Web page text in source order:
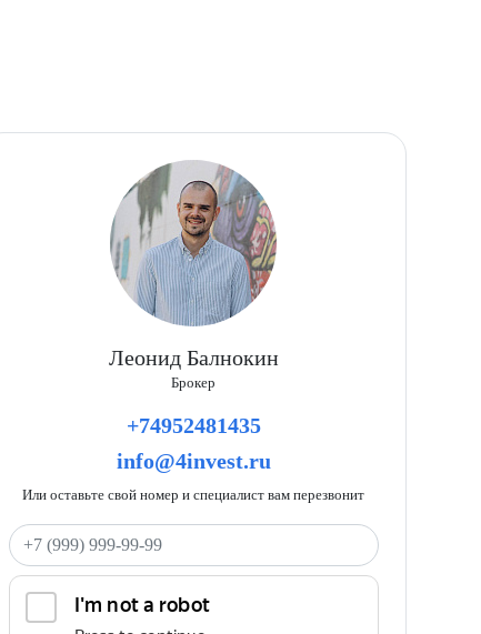
Леонид Балнокин
Брокер
+74952481435
info@4invest.ru
Или оставьте свой номер и специалист вам перезвонит